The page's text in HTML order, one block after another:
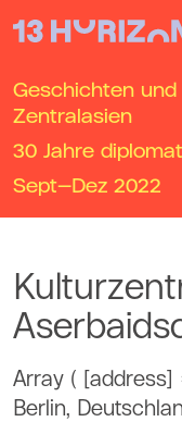
Geschichten und
Zentralasien
30 Jahre
Sept—Dez 2022
Array ( [address]
Berlin,